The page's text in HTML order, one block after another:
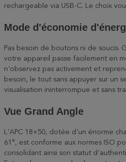
rechargeable via USB-C. Le choix
Mode d'économie
Pas besoin de boutons ni de soucis.
votre appareil passe facilement en
n'observez pas activement et
besoin, le tout sans appuyer sur un
visualisation ininterrompue et sans
Vue Grand Angle
L'APC 18×50, dotée d'un énorme
61°, est conforme aux normes ISO
consolidant ainsi son statut